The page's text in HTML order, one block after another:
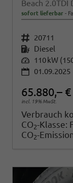
sofort lieferbar
Fahrzeugnr. 20711
Kraftstoff Diesel
Leistung 110 kW
01.09.2025
65.880,– €
incl. 19% MwSt.
Verbrauch
CO2-Klasse:
CO2-